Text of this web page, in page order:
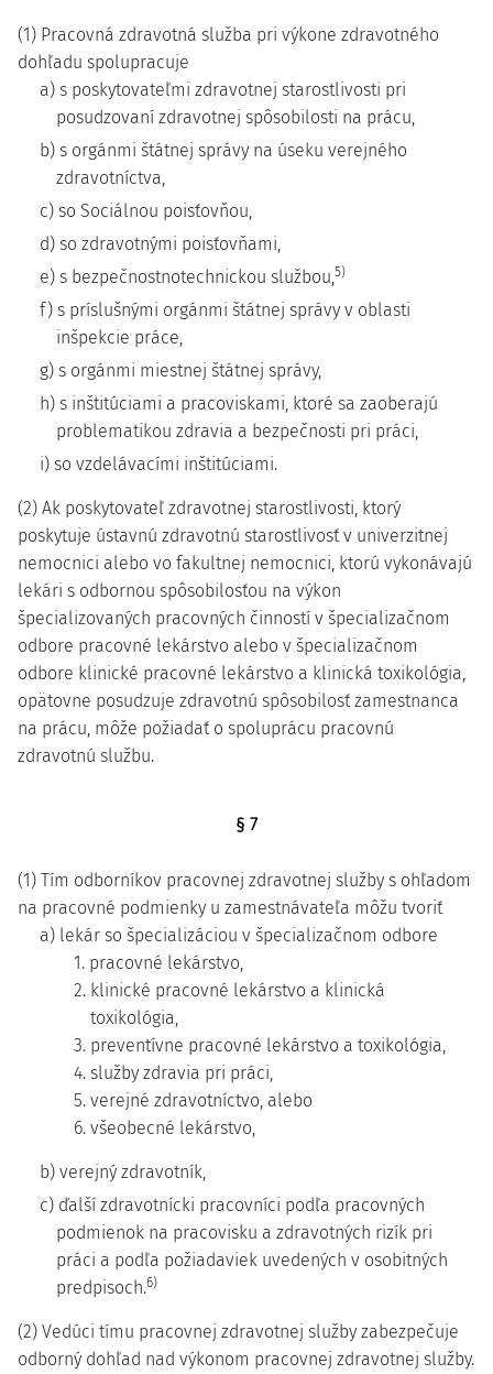
(1) Pracovná zdravotná služba pri výkone zdravotného
dohľadu spolupracuje
a) s poskytovateľmi zdravotnej starostlivosti pri
posudzovaní zdravotnej spôsobilosti na prácu,
b) s orgánmi štátnej správy na úseku verejného
zdravotníctva,
c) so Sociálnou poisťovňou,
d) so zdravotnými poisťovňami,
e) s bezpečnostnotechnickou službou,5)
f) s príslušnými orgánmi štátnej správy v oblasti
inšpekcie práce,
g) s orgánmi miestnej štátnej správy,
h) s inštitúciami a pracoviskami, ktoré sa zaoberajú
problematikou zdravia a bezpečnosti pri práci,
i) so vzdelávacími inštitúciami.
(2) Ak poskytovateľ zdravotnej starostlivosti, ktorý
poskytuje ústavnú zdravotnú starostlivosť v univerzitnej
nemocnici alebo vo fakultnej nemocnici, ktorú vykonávajú
lekári s odbornou spôsobilosťou na výkon
špecializovaných pracovných činností v špecializačnom
odbore pracovné lekárstvo alebo v špecializačnom
odbore klinické pracovné lekárstvo a klinická toxikológia,
opätovne posudzuje zdravotnú spôsobilosť zamestnanca
na prácu, môže požiadať o spoluprácu pracovnú
zdravotnú službu.
§ 7
(1) Tím odborníkov pracovnej zdravotnej služby s ohľadom
na pracovné podmienky u zamestnávateľa môžu tvoriť
a) lekár so špecializáciou v špecializačnom odbore
1. pracovné lekárstvo,
2. klinické pracovné lekárstvo a klinická
toxikológia,
3. preventívne pracovné lekárstvo a toxikológia,
4. služby zdravia pri práci,
5. verejné zdravotníctvo, alebo
6. všeobecné lekárstvo,
b) verejný zdravotník,
c) ďalší zdravotnícki pracovníci podľa pracovných
podmienok na pracovisku a zdravotných rizík pri
práci a podľa požiadaviek uvedených v osobitných
predpisoch.6)
(2) Vedúci tímu pracovnej zdravotnej služby zabezpečuje
odborný dohľad nad výkonom pracovnej zdravotnej služby.